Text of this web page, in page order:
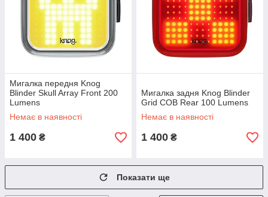
Мигалка передня Knog
Blinder Skull Array Front 200
Lumens
Немає в наявності
1 400 ₴
Мигалка задня Knog Blinder
Grid COB Rear 100 Lumens
Немає в наявності
1 400 ₴
Показати ще